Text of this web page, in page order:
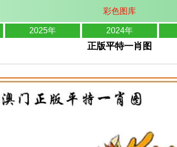
彩色图库
2025年 2024年
正版平特一肖图